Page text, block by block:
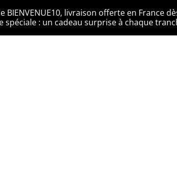
BIENVENUE10, livraison offerte en France
spéciale : un cadeau surprise à chaque